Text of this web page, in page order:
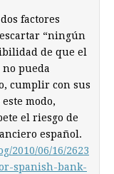
factores
“ningún
de que el
pueda
cumplir con sus
modo,
el riesgo de
español.
2010/06/16/2623
spanish-bank-